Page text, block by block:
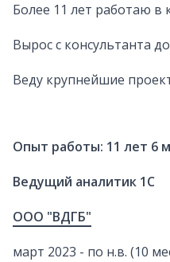
Более 11 лет работаю в
Вырос с консультанта
Веду крупнейшие
Опыт работы: 11 лет 6
Ведущий аналитик 1C
ООО "ВДГБ"
март 2023 - по н.в. (10